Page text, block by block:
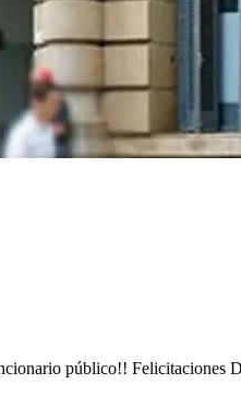
público!! Felicitaciones